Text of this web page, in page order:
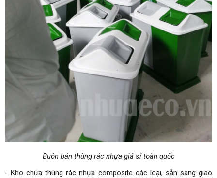
Buôn bán thùng rác nhựa giá sỉ toàn quốc
- Kho chứa thùng rác nhựa composite các loại, sẵn sàng giao